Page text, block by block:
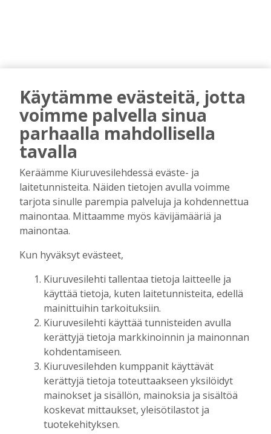
AIEMMIN AIHEESTA
Golftapahtuma tuotti jälleen komeasti
tukea Kiuruveden nuorille – palkittavat
julkaistaan loppuvuodesta
Tilaajille
Aku Laatikainen 7.8.2026 11:33
Kuorevirran urheilukentällä järjestetään
Tilaajille
Aku Laatikainen 4.8.2026 09:14
KiuPan 11-vuotiaille pojille kultaa Kuopio
Cupista ylivoimaisen esityksen jälkeen
Tilaajille
Aku Laatikainen 3.8.2026 10:55
Salla Tompuri juoksi tuplakultaan – Silja
Auvinen ja Enni Pennanen heittivät
keihään joukkuemestareiksi
Tilaajille
Aku Laatikainen
Käytämme evästeitä, jotta
voimme palvella sinua
parhaalla mahdollisella
tavalla
Keräämme Kiuruvesilehdessä eväste- ja
laitetunnisteita. Näiden tietojen avulla voimme
tarjota sinulle parempia palveluja ja kohdennettua
mainontaa. Mittaamme myös kävijämääriä ja
mainontaa.
Kun hyväksyt evästeet,
Kiuruvesilehti tallentaa tietoja laitteelle ja
käyttää tietoja, kuten laitetunnisteita, edellä
mainittuihin tarkoituksiin.
Kiuruvesilehti käyttää tunnisteiden avulla
kerättyjä tietoja markkinoinnin ja mainonnan
kohdentamiseen.
Kiuruvesilehden kumppanit käyttävät
kerättyjä tietoja toteuttaakseen yksilöidyt
mainokset ja sisällön, mainoksia ja sisältöä
koskevat mittaukset, yleisötilastot ja
tuotekehityksen.